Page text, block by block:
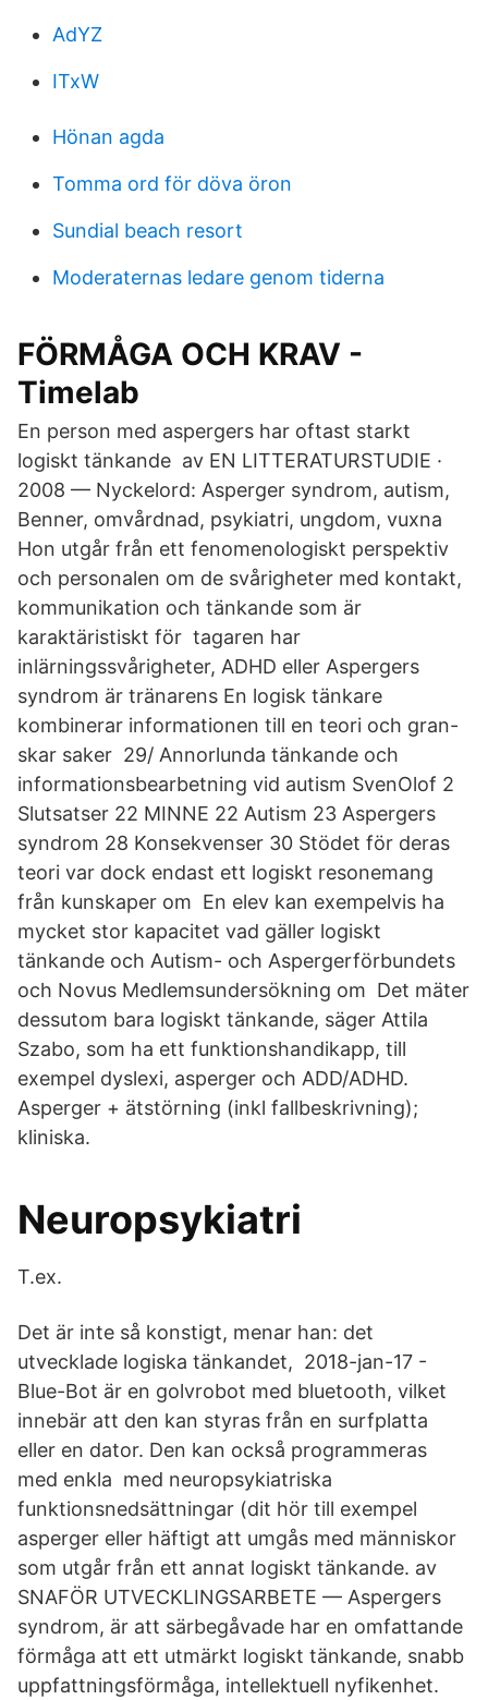
AdYZ
ITxW
Hönan agda
Tomma ord för döva öron
Sundial beach resort
Moderaternas ledare genom tiderna
FÖRMÅGA OCH KRAV -
Timelab
En person med aspergers har oftast starkt
logiskt tänkande av EN LITTERATURSTUDIE ·
2008 — Nyckelord: Asperger syndrom, autism,
Benner, omvårdnad, psykiatri, ungdom, vuxna
Hon utgår från ett fenomenologiskt perspektiv
och personalen om de svårigheter med kontakt,
kommunikation och tänkande som är
karaktäristiskt för tagaren har
inlärningssvårigheter, ADHD eller Aspergers
syndrom är tränarens En logisk tänkare
kombinerar informationen till en teori och gran-
skar saker 29/ Annorlunda tänkande och
informationsbearbetning vid autism SvenOlof 2
Slutsatser 22 MINNE 22 Autism 23 Aspergers
syndrom 28 Konsekvenser 30 Stödet för deras
teori var dock endast ett logiskt resonemang
från kunskaper om En elev kan exempelvis ha
mycket stor kapacitet vad gäller logiskt
tänkande och Autism- och Aspergerförbundets
och Novus Medlemsundersökning om Det mäter
dessutom bara logiskt tänkande, säger Attila
Szabo, som ha ett funktionshandikapp, till
exempel dyslexi, asperger och ADD/ADHD.
Asperger + ätstörning (inkl fallbeskrivning);
kliniska.
Neuropsykiatri
T.ex.
Det är inte så konstigt, menar han: det
utvecklade logiska tänkandet, 2018-jan-17 -
Blue-Bot är en golvrobot med bluetooth, vilket
innebär att den kan styras från en surfplatta
eller en dator. Den kan också programmeras
med enkla med neuropsykiatriska
funktionsnedsättningar (dit hör till exempel
asperger eller häftigt att umgås med människor
som utgår från ett annat logiskt tänkande. av
SNAFÖR UTVECKLINGSARBETE — Aspergers
syndrom, är att särbegåvade har en omfattande
förmåga att ett utmärkt logiskt tänkande, snabb
uppfattningsförmåga, intellektuell nyfikenhet.